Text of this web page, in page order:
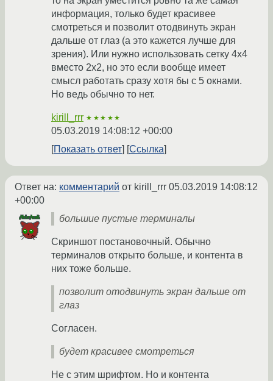
информация, только будет красивее
смотреться и позволит отодвинуть экран
дальше от глаз (а это кажется лучше для
зрения). Или нужно использовать сетку 4х4
вместо 2х2, но это если вообще имеет
смысл работать сразу хотя бы с 5 окнами.
Но ведь обычно то нет.
kirill_rrr ★★★★★
05.03.2019 14:08:12 +00:00
Показать ответ
Ссылка
Ответ на: комментарий от kirill_rrr 05.03.2019 14:08:12
+00:00
большие пустые терминалы
Скриншот постановочный. Обычно
терминалов открыто больше, и контента в
них тоже больше.
позволит отодвинуть экран дальше от
глаз
Согласен.
будет красивее смотреться
Не с этим шрифтом. Но и контента